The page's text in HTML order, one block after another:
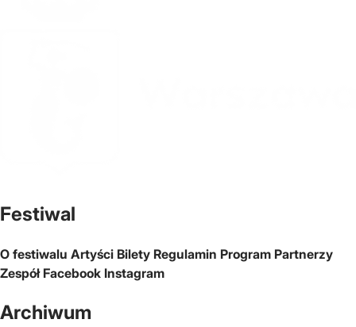
Festiwal
O festiwalu Artyści Bilety Regulamin Program Partnerzy
Zespół Facebook Instagram
Archiwum